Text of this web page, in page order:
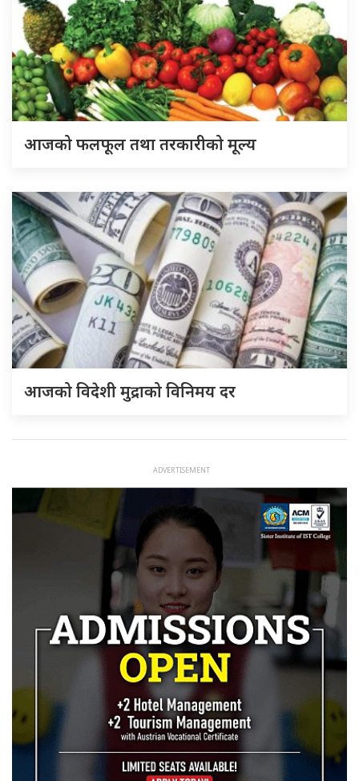
आजको फलफूल तथा तरकारीको मूल्य
आजको विदेशी मुद्राको विनिमय दर